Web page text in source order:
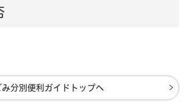
み分別便利ガイドトップへ